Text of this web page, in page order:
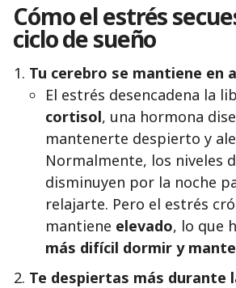
Cómo el estrés
ciclo de sueño
Tu cerebro se mantiene en
El estrés desencadena la
cortisol, una hormona
mantenerte despierto y
Normalmente, los niveles
disminuyen por la noche
relajarte. Pero el estrés
mantiene elevado, lo que
más difícil dormir y
Te despiertas más durante